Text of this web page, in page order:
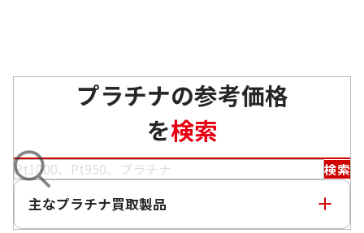
プラチナ900 （Pt900/K14WG） サファイアイ
プラチナ900 （
グ
プラチナの参考価格
を検索
検索
主なプラチナ買取製品